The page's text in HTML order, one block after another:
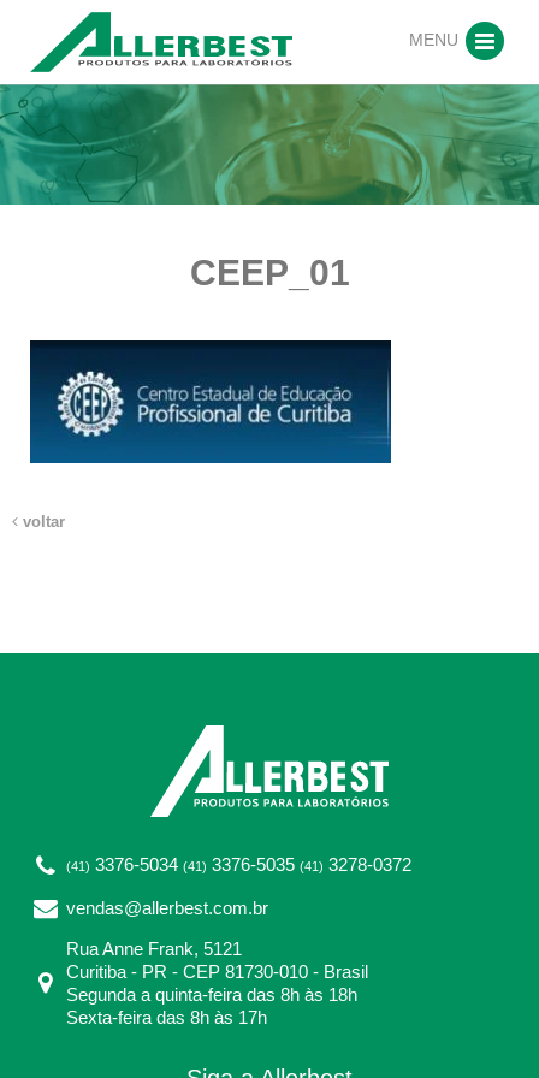
MENU
CEEP_01
voltar
(41) 3376-5034 (41) 3376-5035 (41) 3278-0372
vendas@allerbest.com.br
Rua Anne Frank, 5121
Curitiba - PR - CEP 81730-010 - Brasil
Segunda a quinta-feira das 8h às 18h
Sexta-feira das 8h às 17h